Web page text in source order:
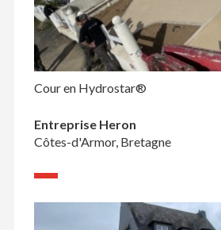
Cour en Hydrostar®
Entreprise Heron
Côtes-d'Armor, Bretagne